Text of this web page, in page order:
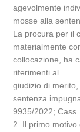
agevolmente
mosse alla
La procura per il
materialmente
collocazione, ha
riferimenti al
giudizio di
sentenza
9935/2022; Cass.
2. Il primo motivo